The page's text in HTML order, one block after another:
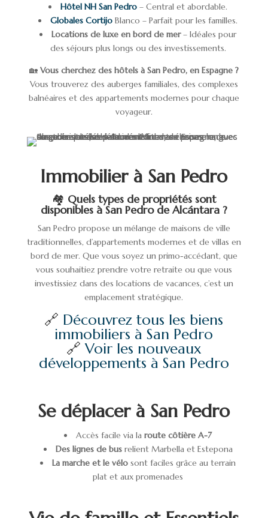
Hôtel NH San Pedro – Central et abordable.
Globales Cortijo Blanco – Parfait pour les familles.
Locations de luxe en bord de mer– Idéales pour
des séjours plus longs ou des investissements.
🏡 Vous cherchez des hôtels à San Pedro, en Espagne ?
Vous trouverez des auberges familiales, des complexes
balnéaires et des appartements modernes pour chaque
voyageur.
Immobilier à San Pedro
🏘️ Quels types de propriétés sont
disponibles à San Pedro de Alcántara ?
San Pedro propose un mélange de maisons de ville
traditionnelles, d’appartements modernes et de villas en
bord de mer. Que vous soyez un primo-accédant, que
vous souhaitiez prendre votre retraite ou que vous
investissiez dans des locations de vacances, c’est un
emplacement stratégique.
🔗 Découvrez tous les biens
immobiliers à San Pedro
🔗 Voir les nouveaux
développements à San Pedro
Se déplacer à San Pedro
Accès facile via laroute côtière A-7
Des lignes de busrelient Marbella et Estepona
La marche et le vélo sont faciles grâce au terrain
plat et aux promenades